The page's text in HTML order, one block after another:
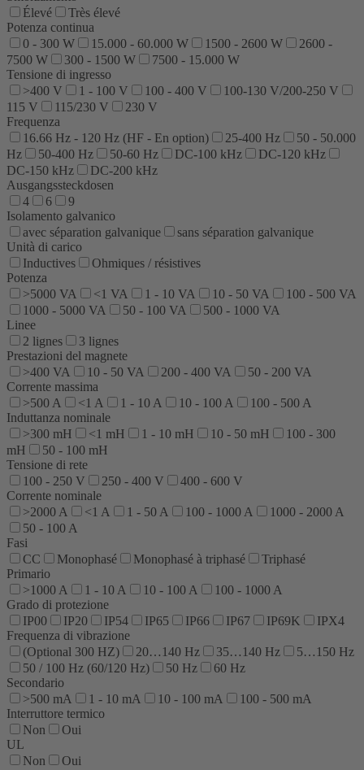
Élevé
Très élevé
Potenza continua
0 - 300 W
15.000 - 60.000 W 1500 - 2600 W
2600 -
7500 W
300 - 1500 W
7500 - 15.000 W
Tensione di ingresso
>400 V
1 - 100 V 100 - 400 V
100-130 V/200-250 V
115 V
115/230 V
230 V
Frequenza
16.66 Hz - 120 Hz (HF - En option)
25-400 Hz
50 - 50.000
Hz
50-400 Hz 50-60 Hz DC-100 kHz
DC-120 kHz
DC-150 kHz
DC-200 kHz
Ausgangssteckdosen
4
6
9
Isolamento galvanico
avec séparation galvanique
sans séparation galvanique
Unità di carico
Inductives
Ohmiques / résistives
Potenza
>5000 VA
<1 VA 1 - 10 VA 10 - 50 VA
100 - 500 VA
1000 - 5000 VA
50 - 100 VA
500 - 1000 VA
Linee
2 lignes
3 lignes
Prestazioni del magnete
>400 VA
10 - 50 VA 200 - 400 VA
50 - 200 VA
Corrente massima
>500 A
<1 A 1 - 10 A 10 - 100 A
100 - 500 A
Induttanza nominale
>300 mH
<1 mH 1 - 10 mH 10 - 50 mH
100 - 300
mH
50 - 100 mH
Tensione di rete
100 - 250 V
250 - 400 V
400 - 600 V
Corrente nominale
>2000 A
<1 A 1 - 50 A 100 - 1000 A
1000 - 2000 A
50 - 100 A
Fasi
CC
Monophasé Monophasé à triphasé
Triphasé
Primario
>1000 A
1 - 10 A 10 - 100 A
100 - 1000 A
Grado di protezione
IP00
IP20 IP54 IP65 IP66 IP67 IP69K
IPX4
Frequenza di vibrazione
(Optional 300 HZ)
20…140 Hz 35…140 Hz
5…150 Hz
50 / 100 Hz (60/120 Hz)
50 Hz
60 Hz
Secondario
>500 mA
1 - 10 mA 10 - 100 mA
100 - 500 mA
Interruttore termico
Non
Oui
UL
Non
Oui